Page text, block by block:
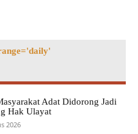
Adat Didorong Jadi
Hak Ulayat
2026